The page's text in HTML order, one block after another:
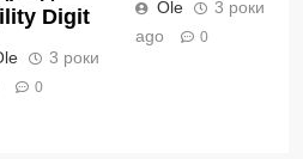
Digit
3 роки
0
Ole
3 роки
ago
0